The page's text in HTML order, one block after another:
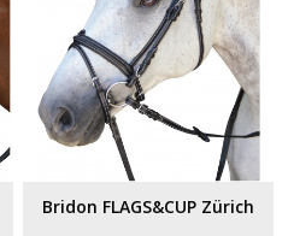
Bridon FLAGS&CUP Zürich